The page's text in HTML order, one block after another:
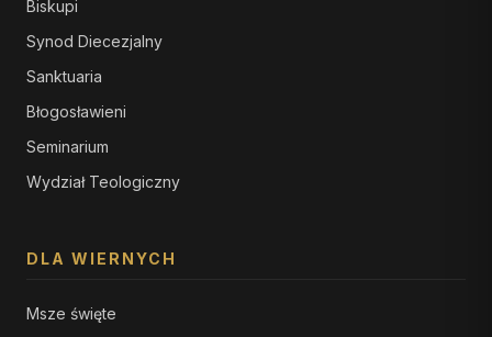
Biskupi
Synod Diecezjalny
Sanktuaria
Błogosławieni
Seminarium
Wydział Teologiczny
DLA WIERNYCH
Msze święte